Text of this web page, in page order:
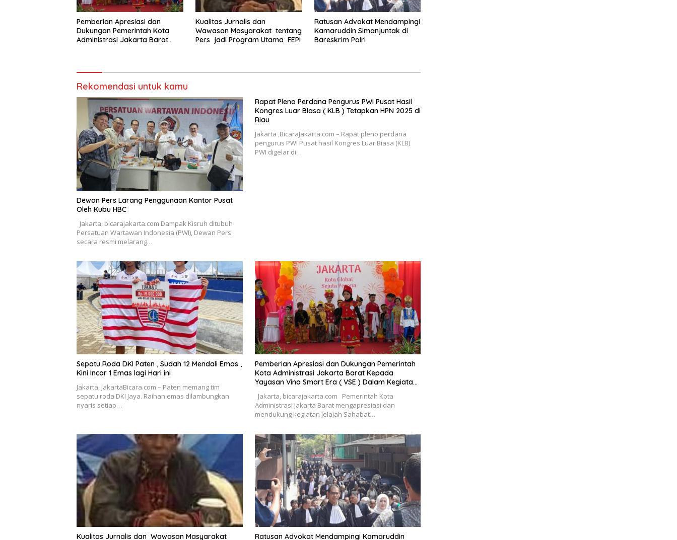
Pemberian Apresiasi dan
Dukungan Pemerintah Kota
Administrasi Jakarta Barat
Kualitas Jurnalis dan
Wawasan Masyarakat tentang
Pers jadi Program Utama FEPI
Ratusan Advokat Mendampingi
Kamaruddin Simanjuntak di
Bareskrim Polri
Rekomendasi untuk kamu
Dewan Pers Larang Penggunaan Kantor Pusat
Oleh Kubu HBC
Jakarta, bicarajakarta.com Dampak Kisruh ditubuh
Persatuan Wartawan Indonesia (PWI), Dewan Pers
secara resmi melarang…
Rapat Pleno Perdana Pengurus PWI Pusat Hasil
Kongres Luar Biasa ( KLB ) Tetapkan HPN 2025 di
Riau
Jakarta ,BicaraJakarta.com – Rapat pleno perdana
pengurus PWI Pusat hasil Kongres Luar Biasa (KLB)
PWI digelar di…
Sepatu Roda DKI Paten , Sudah 12 Mendali Emas ,
Kini Incar 1 Emas lagi Hari ini
Jakarta, JakartaBicara.com – Paten memang tim
sepatu roda DKI Jaya. Raihan emas dilambungkan
nyaris setiap…
Pemberian Apresiasi dan Dukungan Pemerintah
Kota Administrasi Jakarta Barat Kepada
Yayasan Vina Smart Era ( VSE ) Dalam Kegiatan
Jelajah Sahabat Perempuan dan Anak ( SAPA )
Jakarta, bicarajakarta.com Pemerintah Kota
Administrasi Jakarta Barat mengapresiasi dan
mendukung kegiatan Jelajah Sahabat…
Kualitas Jurnalis dan Wawasan Masyarakat Ratusan Advokat Mendampingi Kamaruddin